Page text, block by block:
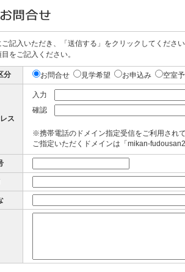
記入いただき、「送信する」をクリックしてくださ
をご記入ください。
分 お問合せ 見学希望 お申込み 空室
ス
入力
確認
※携帯電話のドメイン指定受信をご利用され
ご指定いただくドメインは「mikan-